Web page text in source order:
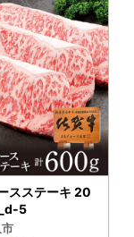
スステーキ 20
5